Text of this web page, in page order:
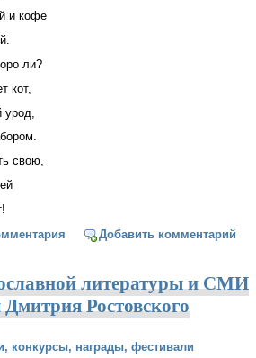
и кофе
ли?
кот,
свою,
- обыкновенныйДобавить комментарий
литературы и СМИ
Ростовского
конкурсы, награды, фестивали